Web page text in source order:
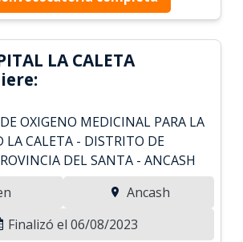
LA CALETA
OXIGENO MEDICINAL PARA LA
LA CALETA - DISTRITO DE
DEL SANTA - ANCASH
Ancash
Finalizó el 06/08/2023